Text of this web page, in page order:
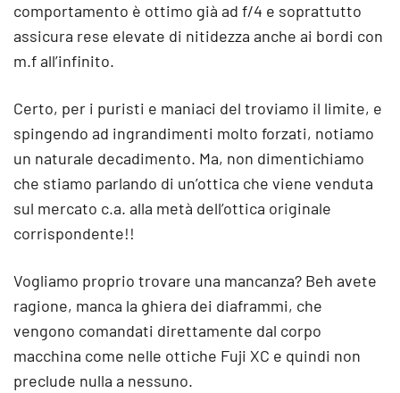
comportamento è ottimo già ad f/4 e soprattutto
assicura rese elevate di nitidezza anche ai bordi con
m.f all’infinito.
Certo, per i puristi e maniaci del troviamo il limite, e
spingendo ad ingrandimenti molto forzati, notiamo
un naturale decadimento. Ma, non dimentichiamo
che stiamo parlando di un’ottica che viene venduta
sul mercato c.a. alla metà dell’ottica originale
corrispondente!!
Vogliamo proprio trovare una mancanza? Beh avete
ragione, manca la ghiera dei diaframmi, che
vengono comandati direttamente dal corpo
macchina come nelle ottiche Fuji XC e quindi non
preclude nulla a nessuno.